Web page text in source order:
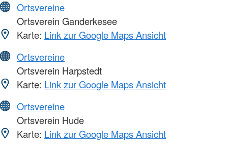
Ortsvereine
Ortsverein Ganderkesee
Karte: Link zur Google Maps Ansicht
Ortsvereine
Ortsverein Harpstedt
Karte: Link zur Google Maps Ansicht
Ortsvereine
Ortsverein Hude
Karte: Link zur Google Maps Ansicht